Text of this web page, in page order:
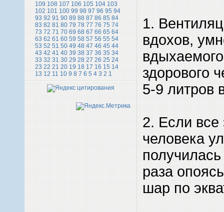
109 108 107 106 105 104 103
102 101 100 99 98 97 96 95 94
93 92 91 90 89 88 87 86 85 84
83 82 81 80 79 78 77 76 75 74
73 72 71 70 69 68 67 66 65 64
63 62 61 60 59 58 57 56 55 54
53 52 51 50 49 48 47 46 45 44
43 42 41 40 39 38 37 36 35 34
33 32 31 30 29 28 27 26 25 24
23 22 21 20 19 18 17 16 15 14
13 12 11 10 9 8 7 6 5 4 3 2 1
1.
вдохов,
здорового
5-9 литров
2. Если все
человека
раза
шар по